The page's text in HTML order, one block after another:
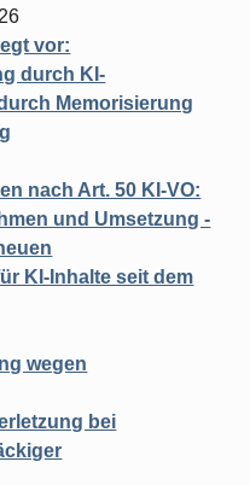
vor:
durch KI-
Memorisierung
nach Art. 50 KI-VO:
und Umsetzung -
KI-Inhalte seit dem
wegen
bei